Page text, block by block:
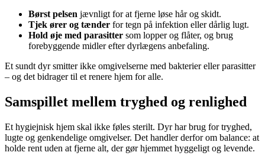
Børst pelsen jævnligt for at fjerne løse hår og skidt.
Tjek ører og tænder for tegn på infektion eller dårlig lugt.
Hold øje med parasitter som lopper og flåter, og brug
forebyggende midler efter dyrlægens anbefaling.
Et sundt dyr smitter ikke omgivelserne med bakterier eller parasitter
– og det bidrager til et renere hjem for alle.
Samspillet mellem tryghed og renlighed
Et hygiejnisk hjem skal ikke føles sterilt. Dyr har brug for tryghed,
lugte og genkendelige omgivelser. Det handler derfor om balance: at
holde rent uden at fjerne alt, der gør hjemmet hyggeligt og levende.